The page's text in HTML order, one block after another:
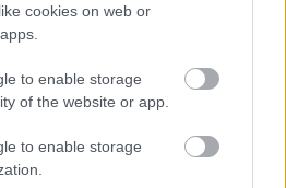
cookies on web or
to enable storage
of the website or app.
to enable storage
korszerű légtechnika az